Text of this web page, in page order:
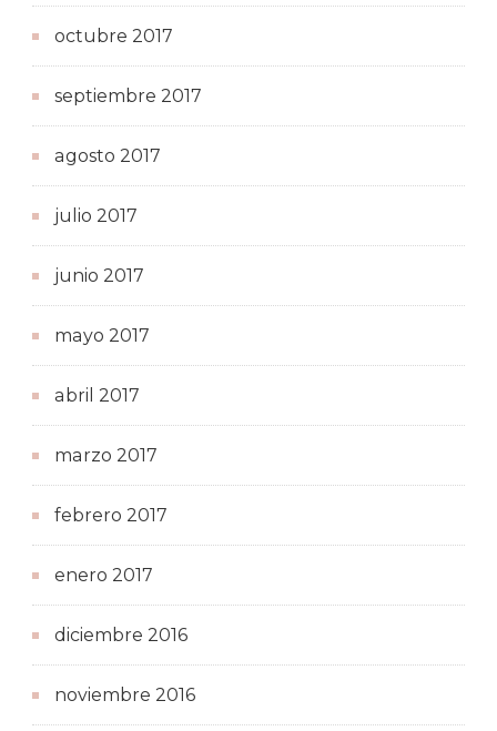
octubre 2017
septiembre 2017
agosto 2017
julio 2017
junio 2017
mayo 2017
abril 2017
marzo 2017
febrero 2017
enero 2017
diciembre 2016
noviembre 2016